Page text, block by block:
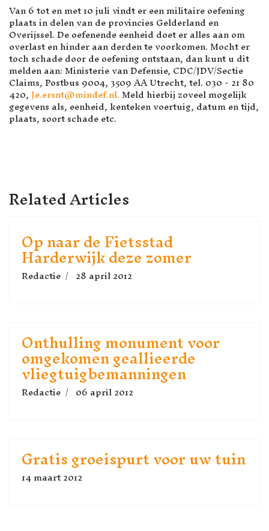
Van 6 tot en met 10 juli vindt er een militaire oefening
plaats in delen van de provincies Gelderland en
Overijssel. De oefenende eenheid doet er alles aan om
overlast en hinder aan derden te voorkomen. Mocht er
toch schade door de oefening ontstaan, dan kunt u dit
melden aan: Ministerie van Defensie, CDC/JDV/Sectie
Claims, Postbus 9004, 3509 AA Utrecht, tel. 030 - 21 80
420,Je.ersnt@mindef.nl.Meld hierbij zoveel mogelijk
gegevens als, eenheid, kenteken voertuig, datum en tijd,
plaats, soort schade etc.
Related Articles
Op naar de Fietsstad
Harderwijk deze zomer
Redactie 28 april 2012
Onthulling monument voor
omgekomen geallieerde
vliegtuigbemanningen
Redactie 06 april 2012
Gratis groeispurt voor uw tuin
14 maart 2012